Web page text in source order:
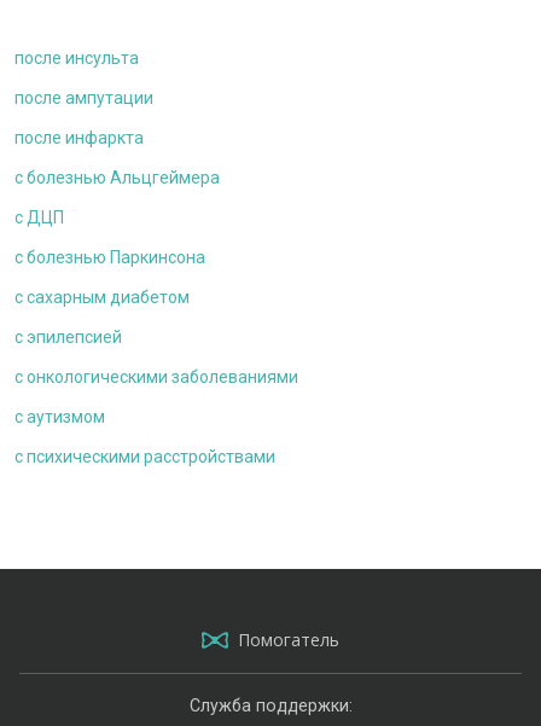
после инсульта
после ампутации
после инфаркта
c болезнью Альцгеймера
с ДЦП
c болезнью Паркинсона
с сахарным диабетом
с эпилепсией
с онкологическими заболеваниями
c аутизмом
с психическими расстройствами
Помогатель
Служба поддержки: